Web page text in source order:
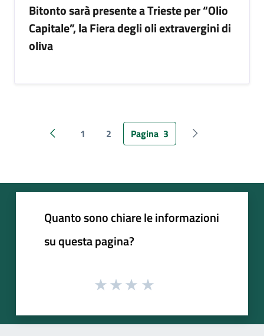
Bitonto sarà presente a Trieste per “Olio
Capitale”, la Fiera degli oli extravergini di
oliva
Pagina precedente
1 2 Pagina 3 Pagina
Quanto sono chiare le informazioni
su questa pagina?